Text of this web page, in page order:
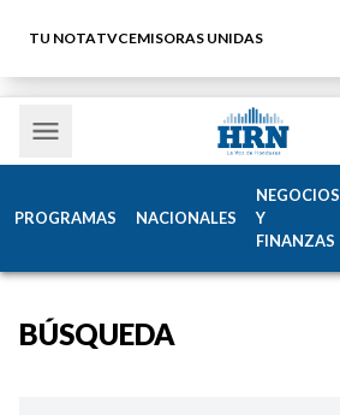
TU NOTATVCEMISORAS UNIDAS
PROGRAMAS NACIONALES
NEGOCIOS
Y
FINANZAS
BÚSQUEDA